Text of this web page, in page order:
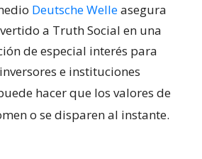
Deutsche Welleasegura
a Truth Social en una
de especial interés para
e instituciones
hacer que los valores de
o se disparen al instante.